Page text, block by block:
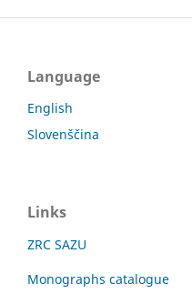
Language
English
Slovenščina
Links
ZRC SAZU
Monographs catalogue